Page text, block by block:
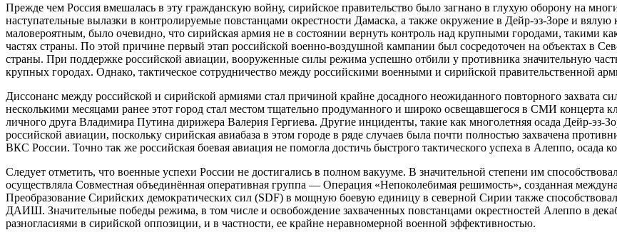
Прежде чем Россия вмешалась в эту гражданскую войну, сирийское правительство было загнано в глухую оборону на
наступательные вылазки в контролируемые повстанцами окрестности Дамаска, а также окружение в Дейр-эз-Зоре и
маловероятным, было очевидно, что сирийская армия не в состоянии вернуть контроль над крупными городами, такими
частях страны. По этой причине первый этап российской военно-воздушной кампании был сосредоточен на объектах в
страны. При поддержке российской авиации, вооруженные силы режима успешно отбили у противника значительную
крупных городах. Однако, тактическое сотрудничество между российскими военными и сирийской правительственной
Диссонанс между российской и сирийской армиями стал причиной крайне досадного неожиданного повторного захвата
несколькими месяцами ранее этот город стал местом тщательно продуманного и широко освещавшегося в СМИ концерта
личного друга Владимира Путина дирижера Валерия Гергиева. Другие инциденты, такие как многолетняя осада Дейр-эз-
российской авиации, поскольку сирийская авиабаза в этом городе в ряде случаев была почти полностью захвачена
ВКС России. Точно так же российская боевая авиация не помогла достичь быстрого тактического успеха в Алеппо, осада
Следует отметить, что военные успехи России не достигались в полном вакууме. В значительной степени им
осуществляла Совместная объединённая оперативная группа — Операция «Непоколебимая решимость», созданная
Преобразование Сирийских демократических сил (SDF) в мощную боевую единицу в северной Сирии также
ДАИШ. Значительные победы режима, в том числе и освобождение захваченных повстанцами окрестностей Алеппо в
разногласиями в сирийской оппозиции, и в частности, ее крайне неравномерной военной эффективностью.